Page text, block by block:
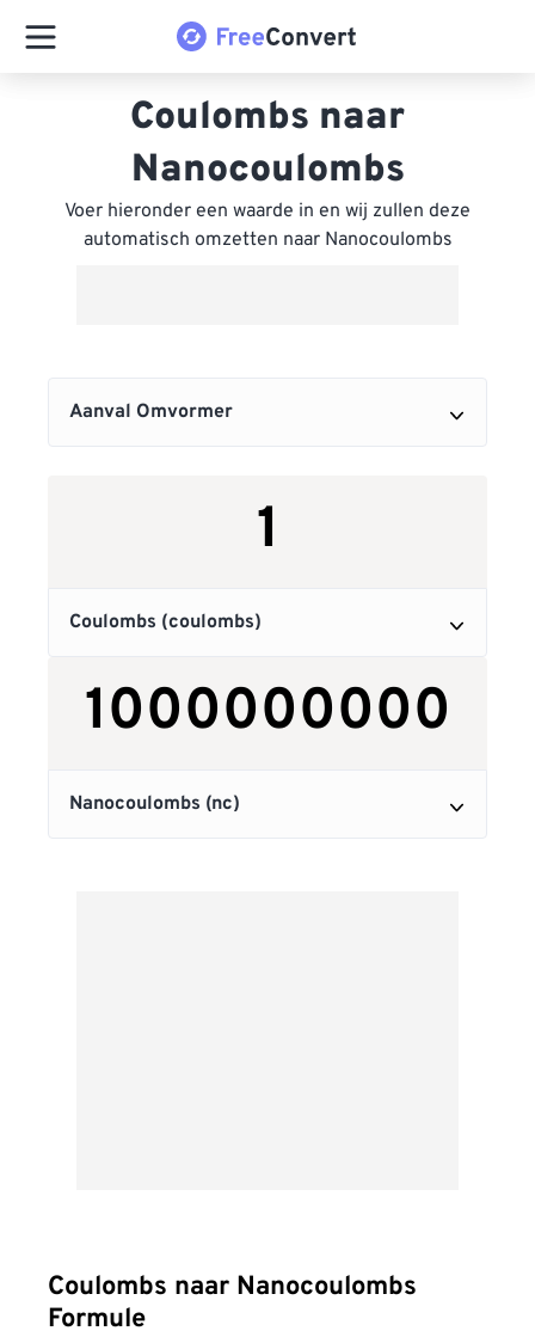
Coulombs naar
Nanocoulombs
Voer hieronder een waarde in en wij zullen deze
automatisch omzetten naar Nanocoulombs
Coulombs naar Nanocoulombs
Formule